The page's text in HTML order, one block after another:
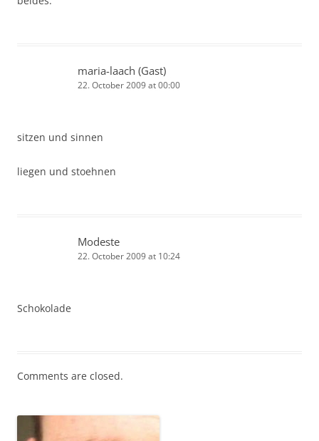
maria-laach (Gast)
22. October 2009 at 00:00
sitzen und sinnen
liegen und stoehnen
Modeste
22. October 2009 at 10:24
Schokolade
Comments are closed.